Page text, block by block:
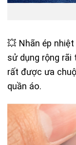
💥 Nhãn ép
sử dụng rộng
rất được ưa
quần áo.